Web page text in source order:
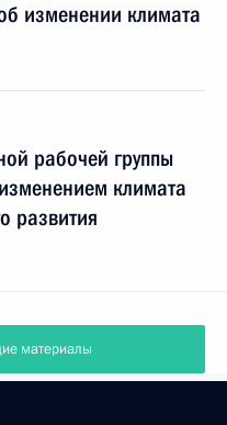
изменении климата
рабочей группы
климата
развития
материалы